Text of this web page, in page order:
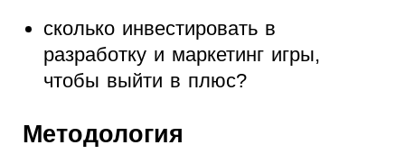
сколько инвестировать в
разработку и маркетинг игры,
чтобы выйти в плюс?
Методология